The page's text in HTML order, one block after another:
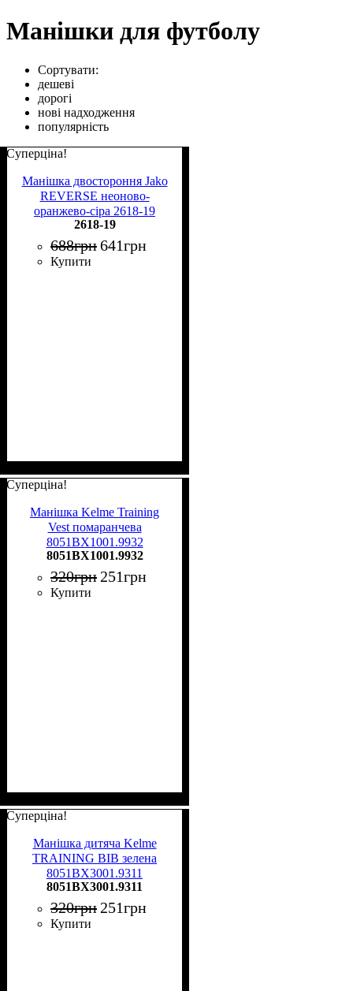
Манішки для футболу
Сортувати:
дешеві
дорогі
нові надходження
популярність
Суперціна!
Манішка двостороння Jako
REVERSE неоново-
оранжево-сіра 2618-19
2618-19
688грн641грн
Купити
Суперціна!
Манішка Kelme Training
Vest помаранчева
8051BX1001.9932
8051BX1001.9932
320грн 251грн
Купити
Суперціна!
Манішка дитяча Kelme
TRAINING BIB зелена
8051BX3001.9311
8051BX3001.9311
320грн 251грн
Купити